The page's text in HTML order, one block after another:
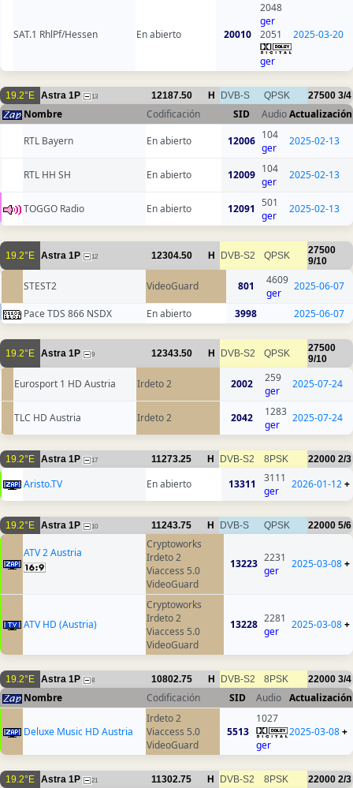
SAT.1 RhlPf/Hessen En abierto 20010
2048
ger
2051
ger
2025-03-20
19.2°E Astra 1P 13 12187.50 H DVB-S QPSK 27500 3/4
Nombre Codificación SID AudioActualización
RTL Bayern
En abierto 12006 104
ger
2025-02-13
RTL HH SH En abierto 12009 104
ger
2025-02-13
TOGGO Radio En abierto 12091 501
ger
2025-02-13
19.2°E Astra 1P 12 12304.50 H DVB-S2 QPSK
27500
9/10
STEST2 VideoGuard 801
4609
ger
2025-06-07
Pace TDS 866 NSDX En abierto 3998 2025-06-07
19.2°E Astra 1P 9 12343.50 H DVB-S2 QPSK
27500
9/10
Eurosport 1 HD Austria Irdeto 2 2002
259
ger
2025-07-24
TLC HD Austria Irdeto 2 2042
1283
ger
2025-07-24
19.2°E Astra 1P 17 11273.25 H DVB-S2 8PSK 22000 2/3
Aristo.TV En abierto 13311
3111
ger
2026-01-12+
19.2°E Astra 1P 10 11243.75 H DVB-S QPSK 22000 5/6
ATV 2 Austria
Cryptoworks
Irdeto 2
Viaccess 5.0
VideoGuard
13223 2231
ger
2025-03-08+
ATV HD (Austria)
Cryptoworks
Irdeto 2
Viaccess 5.0
VideoGuard
13228 2281
ger
2025-03-08+
19.2°E Astra 1P 8 10802.75 H DVB-S2 8PSK 22000 3/4
Nombre Codificación SID Audio Actualización
Deluxe Music HD Austria
Irdeto 2
Viaccess 5.0
VideoGuard
5513
1027
ger
2025-03-08+
19.2°E Astra 1P 21 11302.75 H DVB-S2 8PSK 22000 2/3